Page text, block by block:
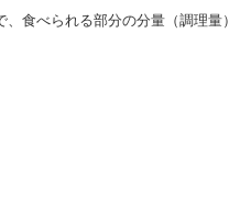
食べられる部分の分量（調理量